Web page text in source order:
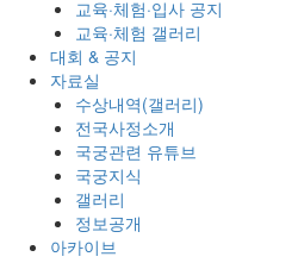
교육·체험·입사 공지
교육·체험 갤러리
대회 & 공지
자료실
수상내역(갤러리)
전국사정소개
국궁관련 유튜브
국궁지식
갤러리
정보공개
아카이브